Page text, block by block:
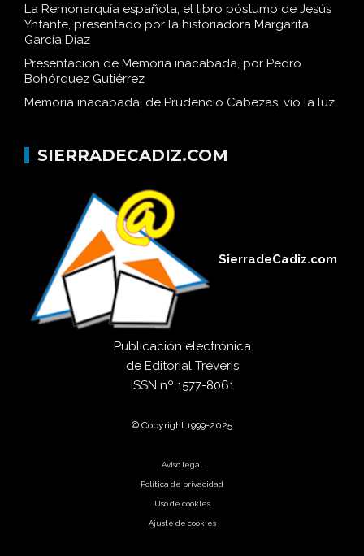
La Remonarquía española, el libro póstumo de Jesús
Ynfante, presentado por la historiadora Margarita
García Díaz
Presentación de Memoria inacabada, por Pedro
Bohórquez Gutiérrez
Memoria inacabada, de Prudencio Cabezas, vio la luz
SIERRADECADIZ.COM
SierradeCadiz.com
Publicación electrónica
de Editorial Tréveris
ISSN nº 1577-8061
© Copyright 1999-2025
Aviso legal
Política de privacidad
Uso de cookies
Ajuste de cookies